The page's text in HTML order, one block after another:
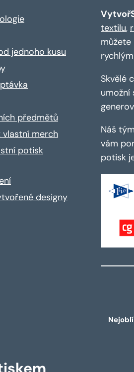
jednoho kusu
předmětů
merch
potisk
designy
textilu,
Skvělé
umožní
Náš
vám
potisk